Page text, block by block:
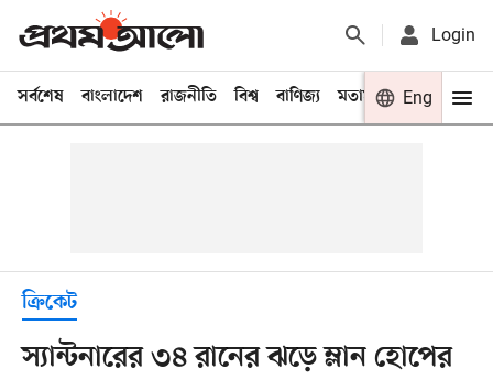
Login
সর্বশেষ বাংলাদেশ রাজনীতি বিশ্ব বাণিজ্য মতামত খেলা
Eng
ক্রিকেট
স্যান্টনারের ৩৪ রানের ঝড়ে ম্লান হোপের